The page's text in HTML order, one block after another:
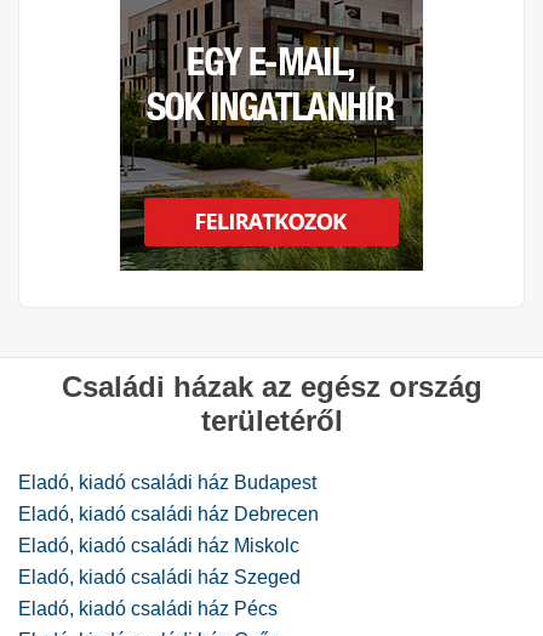
Családi házak az egész ország
területéről
Eladó, kiadó családi ház Budapest
Eladó, kiadó családi ház Debrecen
Eladó, kiadó családi ház Miskolc
Eladó, kiadó családi ház Szeged
Eladó, kiadó családi ház Pécs